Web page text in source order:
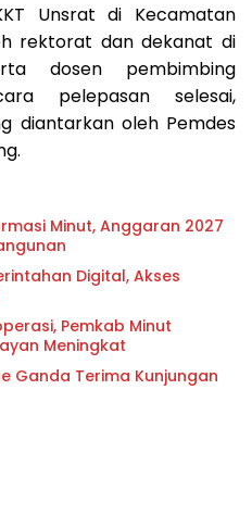
Unsrat di Kecamatan
rektorat dan dekanat di
dosen pembimbing
pelepasan selesai,
diantarkan oleh Pemdes
Minut, Anggaran 2027
Digital, Akses
Pemkab Minut
Meningkat
Ganda Terima Kunjungan